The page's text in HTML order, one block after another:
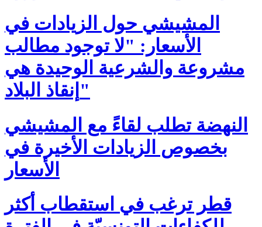
المشيشي حول الزيادات في
الأسعار: "لا توجود مطالب
مشروعة والشرعية الوحيدة هي
إنقاذ البلاد"
النهضة تطلب لقاءً مع المشيشي
بخصوص الزيادات الأخيرة في
الأسعار
قطر ترغب في استقطاب أكثر